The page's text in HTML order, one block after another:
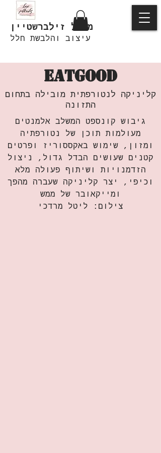
מיכל זילברשטיין
עיצוב והלבשת חלל
EATGOOD
קליניקה לנטורפתית מובילה בתחום
התזונה
גיבוש קונספט המשלב אלמנטים
מעולמות תוכן של נטורפתיה
ומזון, שימוש באקססוריז ופרטים
קטנים שעושים הבדל גדול, ניצול
הזדמנויות ושיתוף פעולה מלא
וכיפי, יצר קליניקה שעברה מהפך
ומייקאובר של ממש
צילום: ליטל מרדכי